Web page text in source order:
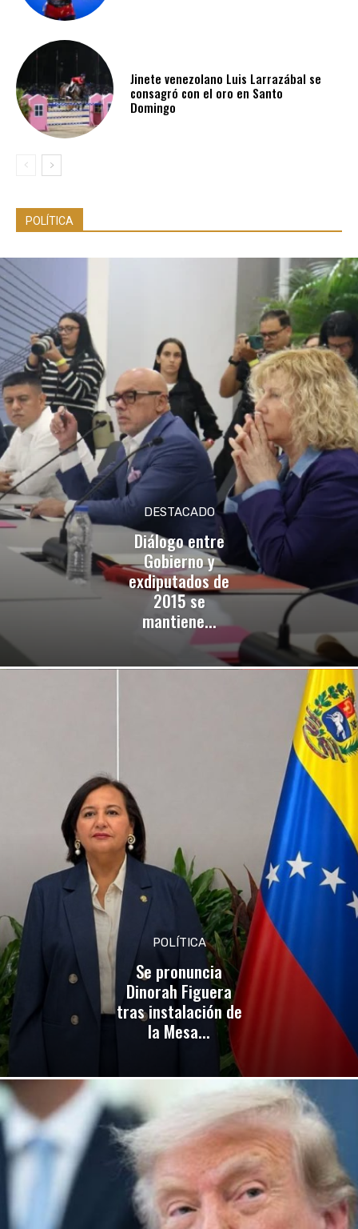
Jinete venezolano Luis Larrazábal se
consagró con el oro en Santo
Domingo
POLÍTICA
DESTACADO
Diálogo entre
Gobierno y
exdiputados de
2015 se
mantiene...
POLÍTICA
Se pronuncia
Dinorah Figuera
tras instalación de
la Mesa...